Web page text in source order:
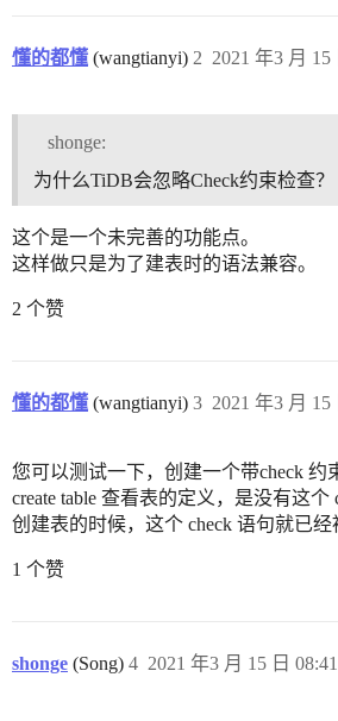
懂的都懂 (wangtianyi) 2021 年3 月 15
2
shonge:
为什么TiDB会忽略Check约束检查？
这个是一个未完善的功能点。
这样做只是为了建表时的语法兼容。
2 个赞
懂的都懂 (wangtianyi) 2021 年3 月 15
3
您可以测试一下，创建一个带check 约
create table 查看表的定义，是没有这个
创建表的时候，这个 check 语句就已经
1 个赞
shonge (Song) 2021 年3 月 15 日 08:41
4